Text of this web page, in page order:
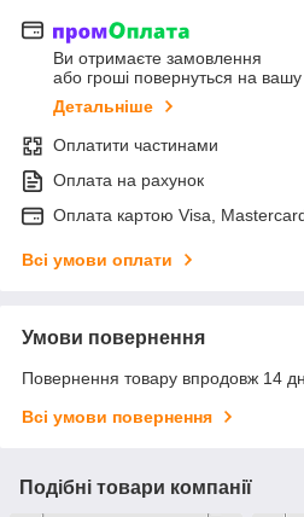
Ви отримаєте замовлення
або гроші повернуться на вашу
Детальніше
Оплатити частинами
Оплата на рахунок
Оплата картою Visa,
Всі умови оплати
Умови повернення
Повернення товару впродовж 14
Всі умови повернення
Подібні товари компанії